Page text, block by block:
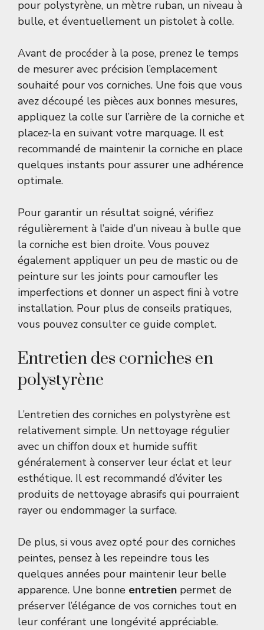
pour polystyrène, un mètre ruban, un niveau à
bulle, et éventuellement un pistolet à colle.
Avant de procéder à la pose, prenez le temps
de mesurer avec précision l’emplacement
souhaité pour vos corniches. Une fois que vous
avez découpé les pièces aux bonnes mesures,
appliquez la colle sur l’arrière de la corniche et
placez-la en suivant votre marquage. Il est
recommandé de maintenir la corniche en place
quelques instants pour assurer une adhérence
optimale.
Pour garantir un résultat soigné, vérifiez
régulièrement à l’aide d’un niveau à bulle que
la corniche est bien droite. Vous pouvez
également appliquer un peu de mastic ou de
peinture sur les joints pour camoufler les
imperfections et donner un aspect fini à votre
installation. Pour plus de conseils pratiques,
vous pouvez consulter ce guide complet.
Entretien des corniches en
polystyrène
L’entretien des corniches en polystyrène est
relativement simple. Un nettoyage régulier
avec un chiffon doux et humide suffit
généralement à conserver leur éclat et leur
esthétique. Il est recommandé d’éviter les
produits de nettoyage abrasifs qui pourraient
rayer ou endommager la surface.
De plus, si vous avez opté pour des corniches
peintes, pensez à les repeindre tous les
quelques années pour maintenir leur belle
apparence. Une bonne entretien permet de
préserver l’élégance de vos corniches tout en
leur conférant une longévité appréciable.